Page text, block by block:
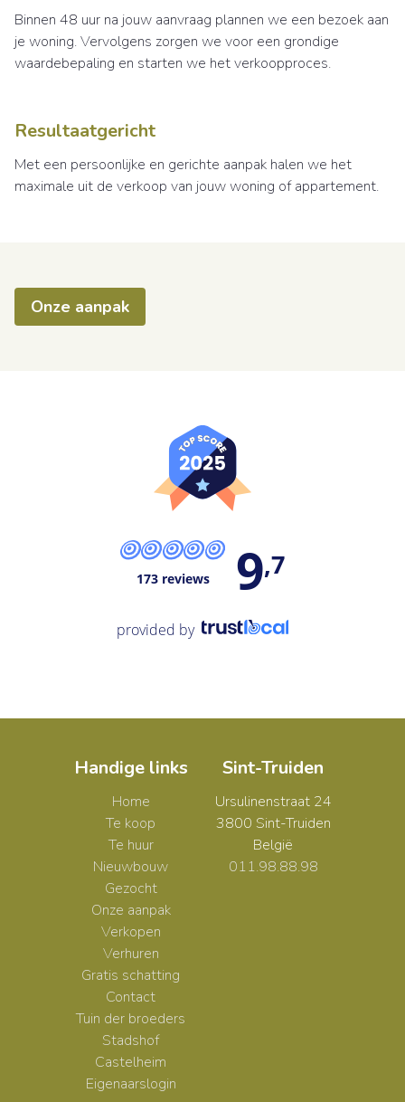
Binnen 48 uur na jouw aanvraag plannen we een bezoek aan
je woning. Vervolgens zorgen we voor een grondige
waardebepaling en starten we het verkoopproces.
Resultaatgericht
Met een persoonlijke en gerichte aanpak halen we het
maximale uit de verkoop van jouw woning of appartement.
Onze aanpak
173 reviews 9,7
provided by
Handige links
Home
Te koop
Te huur
Nieuwbouw
Gezocht
Onze aanpak
Verkopen
Verhuren
Gratis schatting
Contact
Tuin der broeders
Stadshof
Castelheim
Eigenaarslogin
Sint-Truiden
Ursulinenstraat 24
3800 Sint-Truiden
België
011.98.88.98